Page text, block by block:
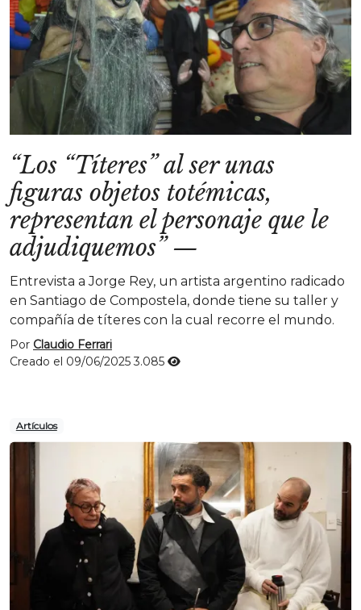
“Los “Títeres” al ser unas
figuras objetos totémicas,
representan el personaje que le
adjudiquemos”—
Entrevista a Jorge Rey, un artista argentino radicado
en Santiago de Compostela, donde tiene su taller y
compañía de títeres con la cual recorre el mundo.
Por Claudio Ferrari
Creado el 09/06/20253.085
Artículos